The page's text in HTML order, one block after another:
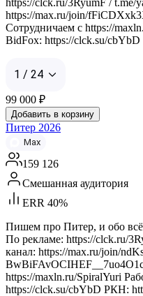
https://max.ru/join/
Сотрудничаем с https://
BidFox: https://clck.su/
1 / 24
99 000 ₽
Добавить в корзину
Питер 2026
Max
159 126
Смешанная аудитория
ERR 40%
Пишем про Питер, и обо
По рекламе: https://clck.ru/
канал: https://max.ru/join/
https://maxln.ru/SpiralYuri
https://clck.su/cbYbD РКН: